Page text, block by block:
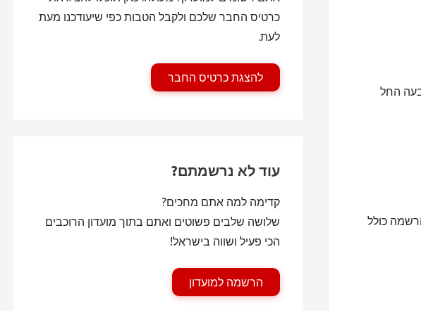
החל
כולל
כרטיס החבר שלכם ולקבל הטבות כפי שיעודכנו מעת
לעת.
להצגת כרטיס החבר
עוד לא נרשמתם?
קדימה למה אתם מחכים?
שלושה שלבים פשוטים ואתם בתוך מועדון הרוכבים
הכי פעיל ושווה בישראל!
הרשמה למועדון